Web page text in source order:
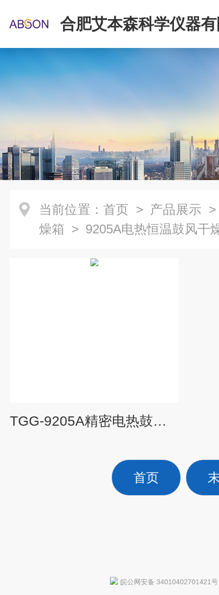
合肥艾本森科学仪器
当前位置： 首页 > 产品展示
燥箱 > 9205A电热恒温鼓风干
TGG-9205A精密电热鼓风干燥箱
首页
皖公网安备 34010402701421号